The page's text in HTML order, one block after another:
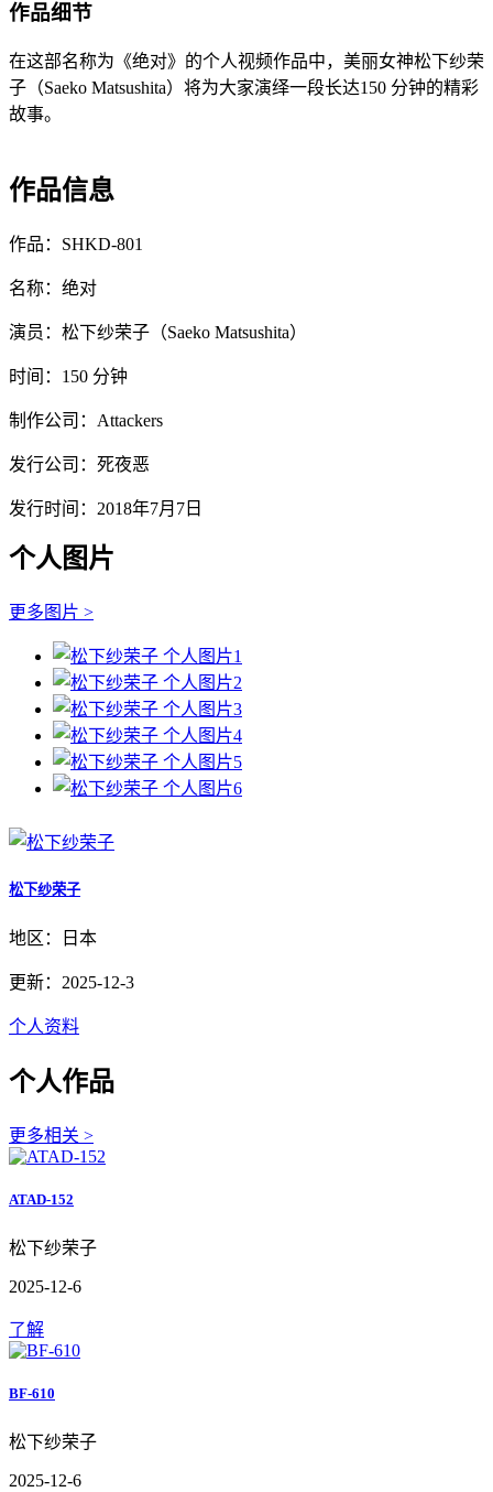
作品细节
在这部名称为《绝对》的个人视频作品中，美丽女神松下纱荣
子（Saeko Matsushita）将为大家演绎一段长达150 分钟的精彩
故事。
作品信息
作品：SHKD-801
名称：绝对
演员：松下纱荣子（Saeko Matsushita）
时间：150 分钟
制作公司：Attackers
发行公司：死夜恶
发行时间：2018年7月7日
个人图片
更多图片 >
松下纱荣子
地区：日本
更新：2025-12-3
个人资料
个人作品
更多相关 >
ATAD-152
松下纱荣子
2025-12-6
了解
BF-610
松下纱荣子
2025-12-6